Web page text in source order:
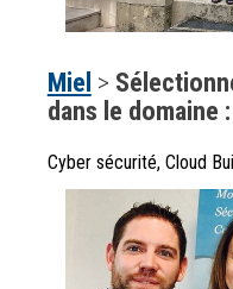
Miel >
dans le domaine :
Cyber sécurité, Cloud